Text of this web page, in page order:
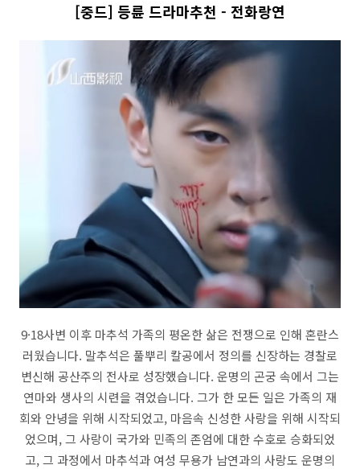
[중드] 등륜 드라마추천 - 전화랑연
9·18사변 이후 마추석 가족의 평온한 삶은 전쟁으로 인해 혼란스
러웠습니다. 말추석은 풀뿌리 칼공에서 정의를 신장하는 경찰로
변신해 공산주의 전사로 성장했습니다. 운명의 곤궁 속에서 그는
연마와 생사의 시련을 겪었습니다. 그가 한 모든 일은 가족의 재
회와 안녕을 위해 시작되었고, 마음속 신성한 사랑을 위해 시작되
었으며, 그 사랑이 국가와 민족의 존엄에 대한 수호로 승화되었
고, 그 과정에서 마추석과 여성 무용가 남연과의 사랑도 운명의